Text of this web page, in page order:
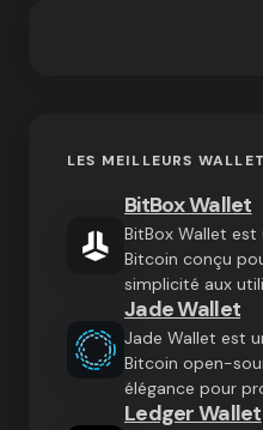
LES MEILLEURS
BitBox Wallet
BitBox Wallet
Bitcoin conçu
simplicité aux
Jade Wallet
Jade Wallet est
Bitcoin open-
élégance pour
Ledger Wallet